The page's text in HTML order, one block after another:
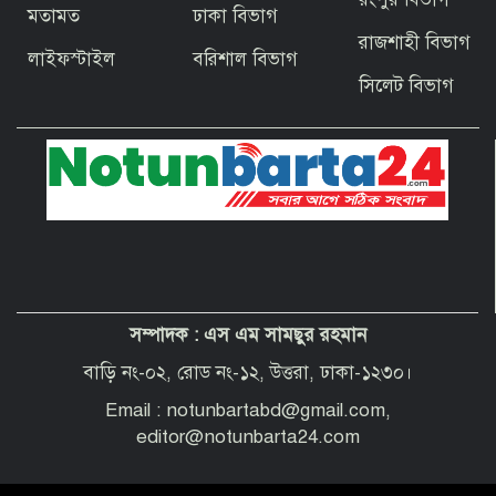
বাগেরহাটের ফকিরহাটে শেষ মুহূর্তে ব্যস্ত সময়
পার করছেন কামারশিল্পীরা
দেশবাসীকে প্রধানমন্ত্রীর ঈদুল আজহার
শুভেচ্ছা
“অপরাধী যেই হোক, তার কোনো ছাড় নয়”—
বাগেরহাটের নবাগত পুলিশ সুপার
মতামত
লাইফস্টাইল
ঢাকা বিভাগ
বরিশাল বিভাগ
রাজশাহী বিভাগ
সিলেট বিভাগ
সম্পাদক : এস এম সামছুর রহমান
বাড়ি নং-০২, রোড নং-১২, উত্তরা, ঢাকা-১২৩০।
Email : notunbartabd@gmail.com,
editor@notunbarta24.com